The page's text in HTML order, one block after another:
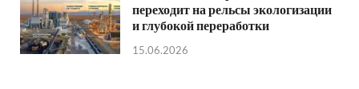
переходит на рельсы экологизации
и глубокой переработки
15.06.2026